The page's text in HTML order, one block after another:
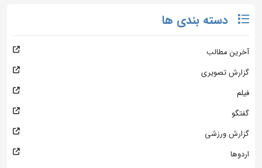
دسته بندی ها
آخرین مطالب
گزارش تصویری
فیلم
گفتگو
گزارش ورزشی
اردوها